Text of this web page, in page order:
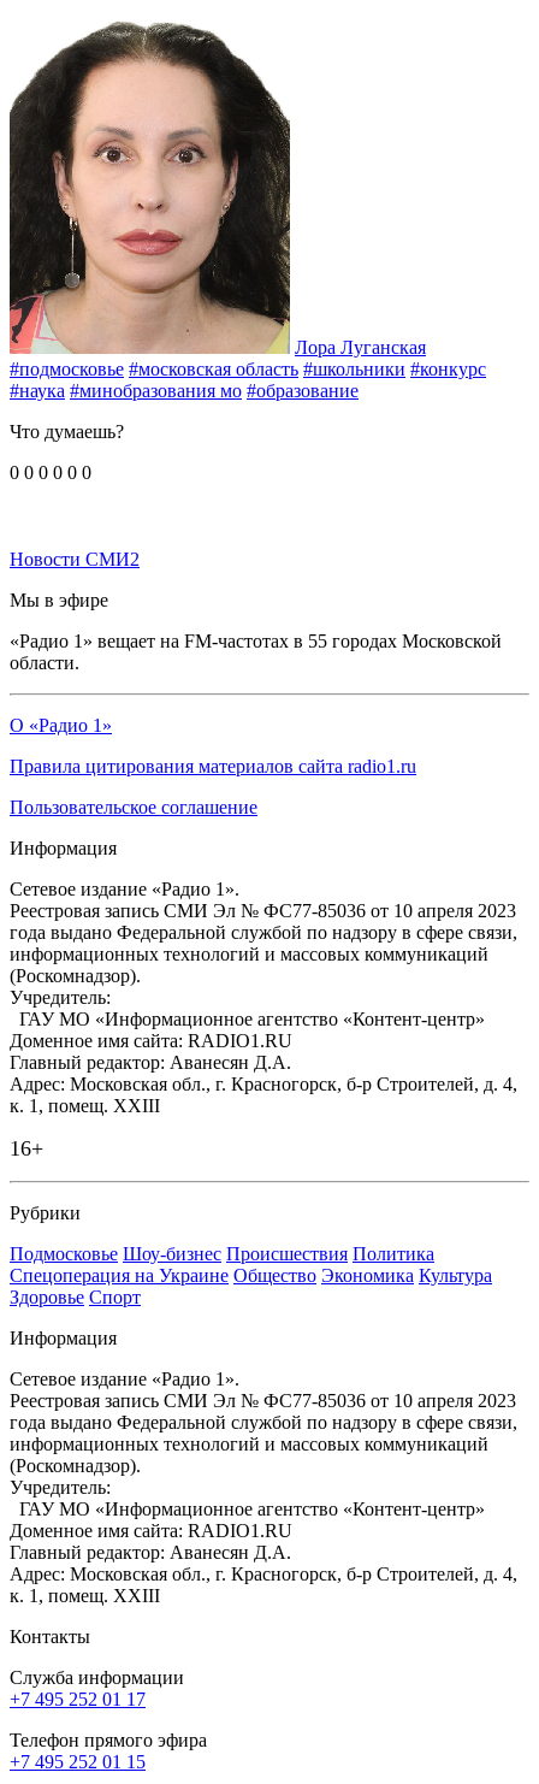
Лора Луганская
#подмосковье #московская область #школьники #конкурс
#наука #минобразования мо #образование
Что думаешь?
0 0 0 0 0 0
Новости СМИ2
Мы в эфире
«Радио 1» вещает на FM-частотах в 55 городах Московской
области.
О «Радио 1»
Правила цитирования материалов сайта radio1.ru
Пользовательское соглашение
Информация
Сетевое издание «Радио 1».
Реестровая запись СМИ Эл № ФС77-85036 от 10 апреля 2023
года выдано Федеральной службой по надзору в сфере связи,
информационных технологий и массовых коммуникаций
(Роскомнадзор).
Учредитель:
ГАУ МО «Информационное агентство «Контент-центр»
Доменное имя сайта: RADIO1.RU
Главный редактор: Аванесян Д.А.
Адрес: Московская обл., г. Красногорск, б-р Строителей, д. 4,
к. 1, помещ. XXIII
16+
Рубрики
Подмосковье Шоу-бизнес Происшествия Политика
Спецоперация на Украине Общество Экономика Культура
Здоровье Спорт
Информация
Сетевое издание «Радио 1».
Реестровая запись СМИ Эл № ФС77-85036 от 10 апреля 2023
года выдано Федеральной службой по надзору в сфере связи,
информационных технологий и массовых коммуникаций
(Роскомнадзор).
Учредитель:
ГАУ МО «Информационное агентство «Контент-центр»
Доменное имя сайта: RADIO1.RU
Главный редактор: Аванесян Д.А.
Адрес: Московская обл., г. Красногорск, б-р Строителей, д. 4,
к. 1, помещ. XXIII
Контакты
Служба информации
+7 495 252 01 17
Телефон прямого эфира
+7 495 252 01 15